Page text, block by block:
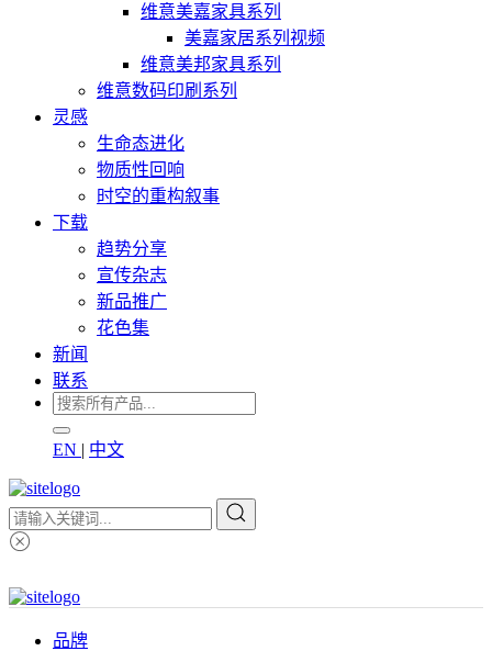
维意美嘉家具系列
美嘉家居系列视频
维意美邦家具系列
维意数码印刷系列
灵感
生命态进化
物质性回响
时空的重构叙事
下载
趋势分享
宣传杂志
新品推广
花色集
新闻
联系
EN | 中文
品牌